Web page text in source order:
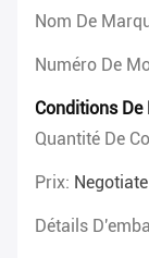
Nom De
Numéro De
Conditions De
Quantité De
Prix: Negotiate
Détails